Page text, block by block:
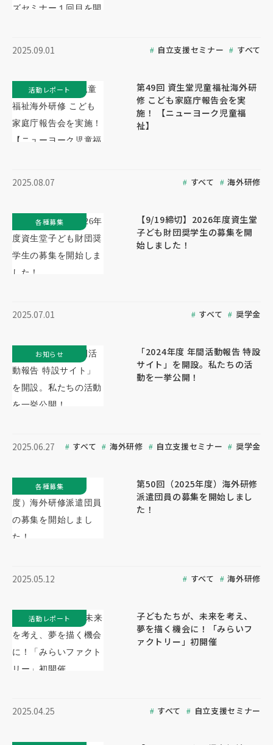
2025.09.01 自立支援セミナー すべて
第49回 資生堂児童福祉海外研
修 こども家庭庁報告会を実
施！ 【ニューヨーク児童福
祉】
2025.08.07 すべて 海外研修
活動レポート
【9/19締切】2026年度資生堂
子ども財団奨学生の募集を開
始しました！
2025.07.01 すべて 奨学金
各種募集
「2024年度 年間活動報告 特設
サイト」を開設。私たちの活
動を一挙公開！
2025.06.27 すべて 海外研修 自立支援セミナー 奨学金
お知らせ
第50回（2025年度）海外研修
派遣団員の募集を開始しまし
た！
2025.05.12 すべて 海外研修
各種募集
子どもたちが、未来を考え、
夢を描く機会に！「みらいフ
ァクトリー」初開催
2025.04.25 すべて 自立支援セミナー
活動レポート